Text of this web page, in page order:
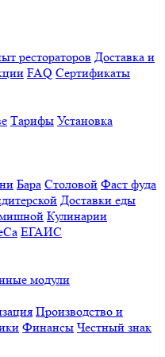
рестораторов Доставка и
FAQ Сертификаты
Тарифы Установка
Бара Столовой Фаст фуда
Доставки еды
Кулинарии
ЕГАИС
модули
Производство и
Финансы Честный знак